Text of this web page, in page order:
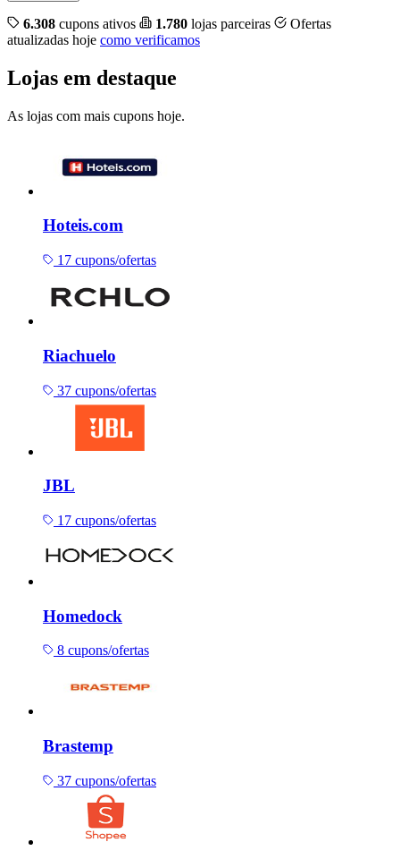
6.308 cupons ativos 1.780 lojas parceiras
Ofertas
atualizadas hoje como verificamos
Lojas em destaque
As lojas com mais cupons hoje.
Hoteis.com
17 cupons/ofertas
Riachuelo
37 cupons/ofertas
JBL
17 cupons/ofertas
Homedock
8 cupons/ofertas
Brastemp
37 cupons/ofertas